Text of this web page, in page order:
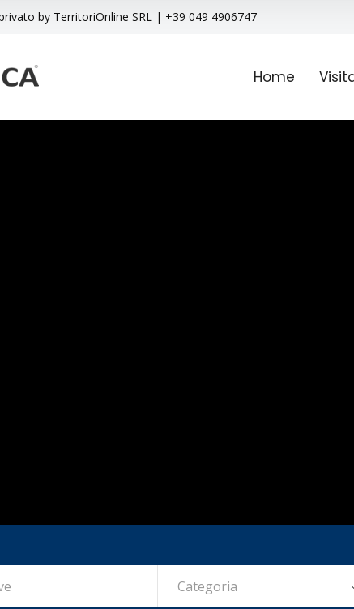
by TerritoriOnline SRL | +39 049 4906747
Home
Categoria